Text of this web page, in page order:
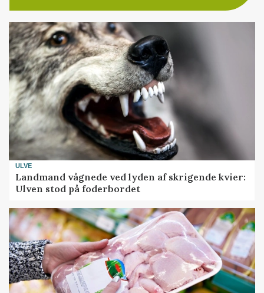
ULVE
Landmand vågnede ved lyden af skrigende kvier:
Ulven stod på foderbordet